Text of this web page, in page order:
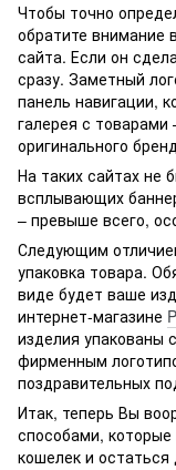
Чтобы точно
обратите внимание
сайта. Если он
сразу. Заметный
панель навигации,
галерея с товарами
оригинального
На таких сайтах не
всплывающих
– превыше всего,
Следующим
упаковка товара.
виде будет ваше
интернет-магазине
изделия упакованы
фирменным
поздравительных
Итак, теперь Вы
способами, которые
кошелек и